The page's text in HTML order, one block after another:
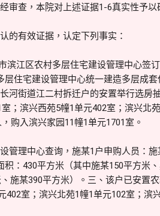
审查，本院对上述证据1-6真实性予以
的有效证据，认定下列事实：
滨江区农村多层住宅建设管理中心签
层住宅建设管理中心统一建造多层成
河街道江二村拆迁户的安置举行选房
；滨兴西苑5幢1单元402室；滨兴北
购入滨兴家园11幢1单元1701室。
管理中心查询，施某1户申购人员：
：430平方米（其中施某150平方米
施某390平方米）。三、该户已安置
402室；滨兴北苑1幢1单元102室；滨